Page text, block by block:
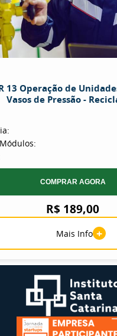
13 Operação de
Vasos de Pressão -
COMPRAR AGORA
R$ 189,00
Mais Info +